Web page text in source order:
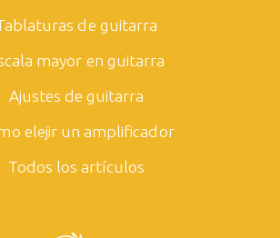
de guitarra
mayor en guitarra
Ajustes de guitarra
elejir un amplificador
Todos los artículos